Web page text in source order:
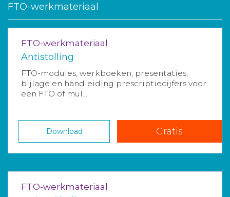
FTO-werkmateriaal
FTO-werkmateriaal
Antistolling
FTO-modules, werkboeken, presentaties,
bijlage en handleiding prescriptiecijfers voor
een FTO of mul...
Download Gratis
FTO-werkmateriaal